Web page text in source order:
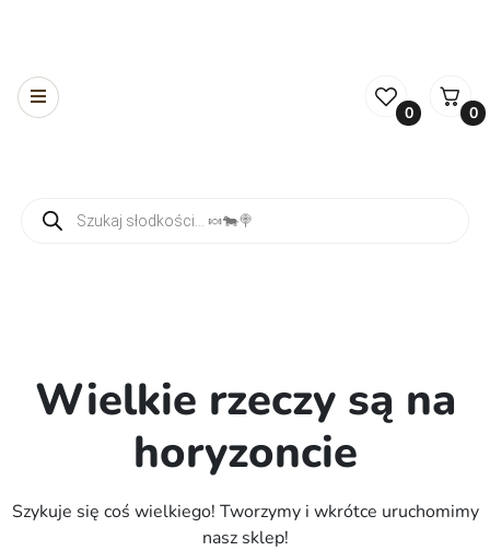
0 0
Wielkie rzeczy są na
horyzoncie
Szykuje się coś wielkiego! Tworzymy i wkrótce uruchomimy
nasz sklep!